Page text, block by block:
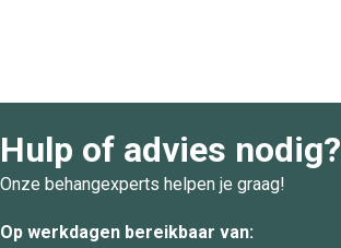
Hulp of advies nodig?
Onze behangexperts helpen je graag!
Op werkdagen bereikbaar van: